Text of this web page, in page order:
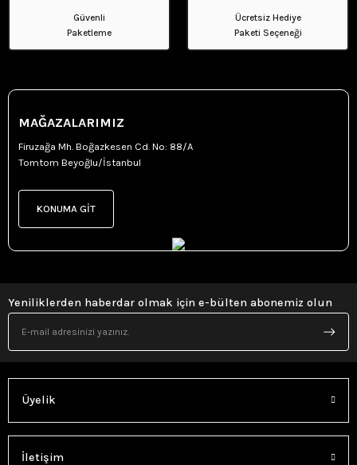
Güvenli
Paketleme
Ücretsiz Hediye
Paketi Seçeneği
MAĞAZALARIMIZ
Firuzağa Mh. Boğazkesen Cd. No: 88/A
Tomtom Beyoğlu/İstanbul
KONUMA GİT
Yeniliklerden haberdar olmak için e-bülten abonemiz olun
Üyelik
İletişim